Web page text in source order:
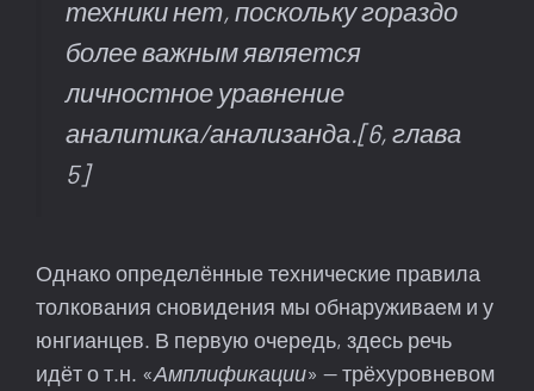
техники нет, поскольку гораздо
более важным является
личностное уравнение
аналитика/анализанда.[6, глава
5]
Однако определённые технические правила
толкования сновидения мы обнаруживаем и у
юнгианцев. В первую очередь, здесь речь
идёт о т.н. «Амплификации» — трёхуровневом